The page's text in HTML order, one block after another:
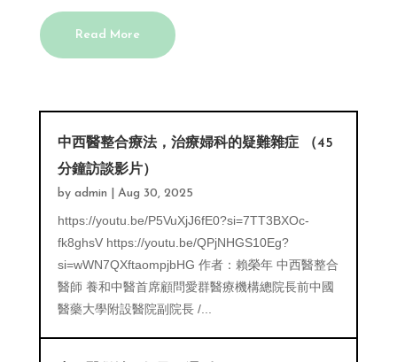
Read More
中西醫整合療法，治療婦科的疑難雜症 （45
分鐘訪談影片）
by admin Aug 30, 2025
https://youtu.be/P5VuXjJ6fE0?si=7TT3BXOc-
fk8ghsV https://youtu.be/QPjNHGS10Eg?
si=wWN7QXftaompjbHG 作者：賴榮年 中西醫整合
醫師 養和中醫首席顧問愛群醫療機構總院長前中國
醫藥大學附設醫院副院長 /...